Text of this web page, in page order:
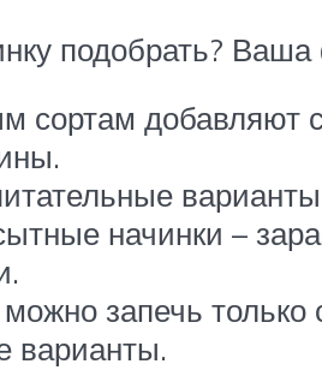
подобрать?
сортам добавляют
начинки –
запечь
варианты.